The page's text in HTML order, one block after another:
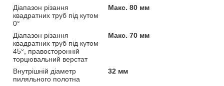
Діапазон різання
квадратних труб під кутом
0°
Макс. 80 мм
Діапазон різання
квадратних труб під кутом
45°, правосторонній
торцювальний верстат
Макс. 70 мм
Внутрішній діаметр
пиляльного полотна
32 мм